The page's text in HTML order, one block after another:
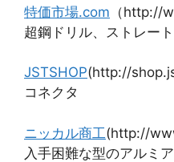
特価市場.com （http://
超鋼ドリル、ストレー
JSTSHOP(http://
コネクタ
ニッカル商工(http://
入手困難な型のアルミ